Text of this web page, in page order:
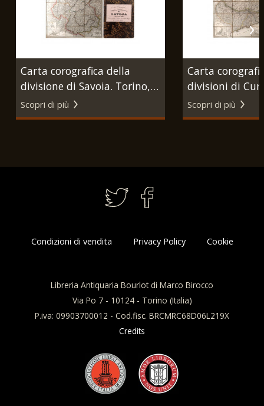
Carta corografica della
divisione di Savoia. Torino,
Giovanni Battista Maggi,
1835.
Scopri di più
Carta
divisioni di
Nizza. Torino,
Battista
Scopri di più
Condizioni di vendita Privacy Policy Cookie
Libreria Antiquaria Bourlot di Marco Birocco
Via Po 7 - 10124 - Torino (Italia)
P.iva: 09903700012 - Cod.fisc. BRCMRC68D06L219X
Credits